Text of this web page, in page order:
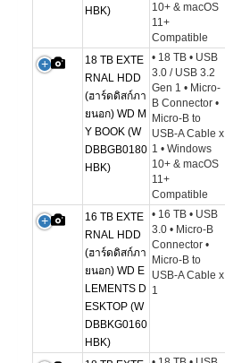
HBK)
10+ & macOS
11+
Compatible
18 TB EXTE
RNAL HDD
(ฮาร์ดดิสก์ภา
ยนอก) WD M
Y BOOK (W
DBBGB0180
HBK)
• 18 TB • USB
3.0 / USB 3.2
Gen 1 • Micro-
B Connector •
Micro-B to
USB-A Cable x
1 • Windows
10+ & macOS
11+
Compatible
16 TB EXTE
RNAL HDD
(ฮาร์ดดิสก์ภา
ยนอก) WD E
LEMENTS D
ESKTOP (W
DBBKG0160
HBK)
• 16 TB • USB
3.0 • Micro-B
Connector •
Micro-B to
USB-A Cable x
1